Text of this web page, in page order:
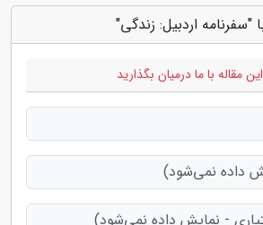
"سفرنامه اردبیل: زندگی"
مقاله با ما درمیان بگذارید